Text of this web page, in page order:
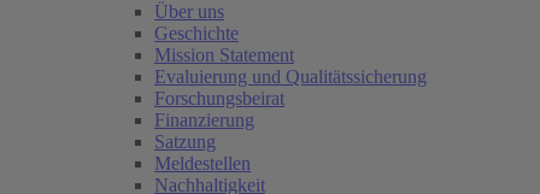
Über uns
Geschichte
Mission Statement
Evaluierung und Qualitätssicherung
Forschungsbeirat
Finanzierung
Satzung
Meldestellen
Nachhaltigkeit